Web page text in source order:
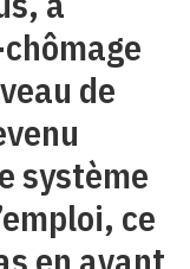
de
système
ce